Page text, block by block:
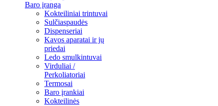
Baro įranga
Kokteiliniai trintuvai
Sulčiaspaudės
Dispenseriai
Kavos aparatai ir jų
priedai
Ledo smulkintuvai
Virduliai /
Perkoliatoriai
Termosai
Baro įrankiai
Kokteilinės